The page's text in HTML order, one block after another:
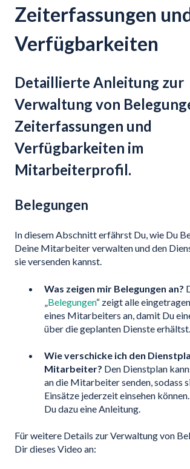
Zeiterfassungen
Verfügbarkeiten
Detaillierte Anleitung zur
Verwaltung von
Zeiterfassungen und
Verfügbarkeiten im
Mitarbeiterprofil.
Belegungen
In diesem Abschnitt erfährst Du, wie Du
Deine Mitarbeiter verwalten und den
sie versenden kannst.
Was zeigen mir Belegungen an?
Belegungen“ zeigt alle
eines Mitarbeiters an, damit Du
über die geplanten Dienste erhältst.
Wie verschicke ich den
Mitarbeiter? Den Dienstplan
an die Mitarbeiter senden, sodass
Einsätze jederzeit einsehen können.
Du dazu eine Anleitung.
Für weitere Details zur Verwaltung von
Dir dieses Video an: